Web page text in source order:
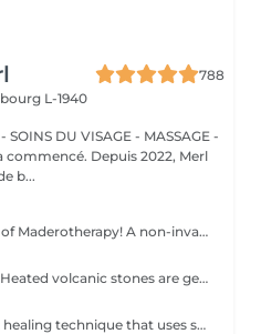
788
L-1940
SOINS DU VISAGE - MASSAGE -
b...
Experience the natural power of Maderotherapy! A non-invasive massage technique using wooden tools. It improves circulation and lymphatic drainage, reduces cellulite, helps contour the body, and eliminates excess fluid. Types: - Brazilian: focuses on legs and glutes, helps shape the silhouette; - Abdomen: reduces volume and firms the skin; - Full body: promotes relaxation and overall recovery. Age restrictions: recommended to do from 16 years old. Post-procedure recommendations: do not do sports and any sharp movement for 2-3 hours after the procedure. Frequency: 2-3 times per week, 8-10 sessions. Repeat once in 3-6 months. Contraindications: pregnancy, inflammation, acne, varicose veins in the acute stage.
Melt away stress and tension! Heated volcanic stones are gently placed and massaged over the body to warm the muscles, increase circulation, and promote a deep state of relaxation. Perfect for relieving tension, easing anxiety, and restoring inner calm. Age restrictions: there are no age restrictions for this procedure. Post procedure recommendations: do not do sport and any sharp movements 2-3 hours after the procedure. Frequency: 1-2 times per week, 10 times in total. Repeat once in 3-6 months.
Cupping therapy is an ancient healing technique that uses special cups to create gentle suction on the skin. This suction promotes blood flow, relieves muscle tension, reduces inflammation, and supports deep relaxation. The treatment can help release toxins, improve circulation, and ease chronic pain or stiffness. *Please note that cupping therapy could just be added to a massage service with includes back massage.